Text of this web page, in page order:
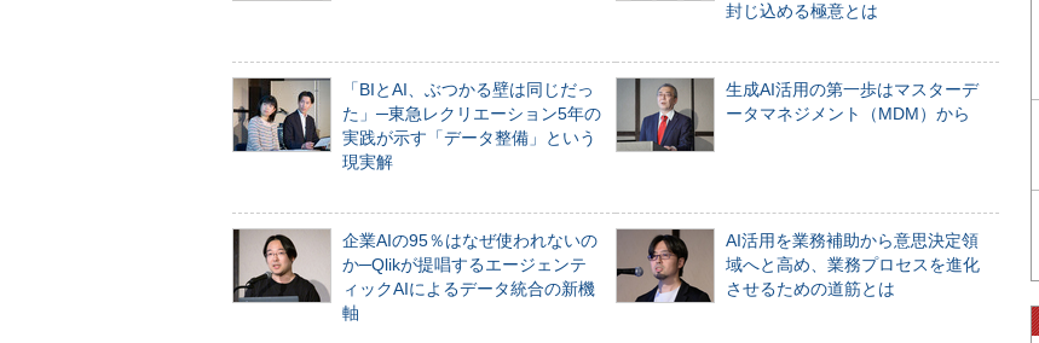
封じ込める極意とは
「BIとAI、ぶつかる壁は同じだっ
た」─東急レクリエーション5年の
実践が示す「データ整備」という
現実解
生成AI活用の第一歩はマスターデ
ータマネジメント（MDM）から
企業AIの95％はなぜ使われないの
か─Qlikが提唱するエージェンテ
ィックAIによるデータ統合の新機
軸
AI活用を業務補助から意思決定領
域へと高め、業務プロセスを進化
させるための道筋とは